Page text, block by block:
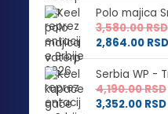
Polo majica
3,580.00RSD
2,864.00 RSD
Serbia WP -
4,190.00RSD
3,352.00 RSD